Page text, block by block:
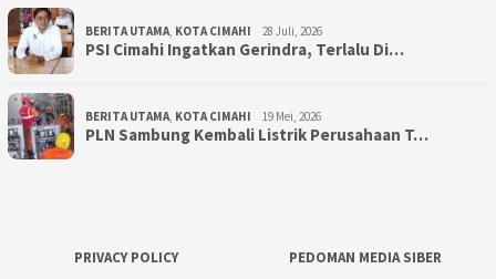
BERITA UTAMA, KOTA CIMAHI 28 Juli, 2026
PSI Cimahi Ingatkan Gerindra, Terlalu Di…
BERITA UTAMA, KOTA CIMAHI 19 Mei, 2026
PLN Sambung Kembali Listrik Perusahaan T…
PRIVACY POLICY
PEDOMAN MEDIA SIBER